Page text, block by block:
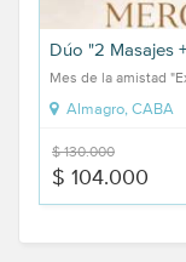
Dúo "2 Masajes
Mes de la amistad
Almagro, CABA
$ 130.000
$ 104.000